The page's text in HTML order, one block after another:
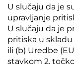
U slučaju da je
upravljanje
U slučaju da je
pritiska u
ili (b) Uredbe
stavkom 2.